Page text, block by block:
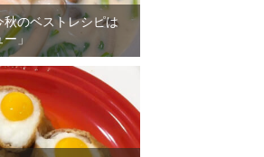
のベストレシピは
ー」